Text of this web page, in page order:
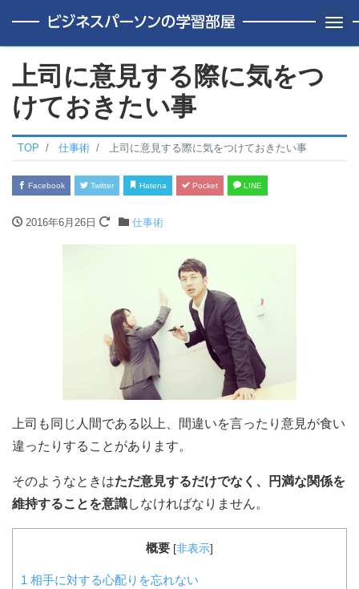
上司に意見する際に気をつ
けておきたい事
TOP 仕事術 上司に意見する際に気をつけておきたい事
Facebook Twitter Hatena Pocket LINE
2016年6月26日 仕事術
上司も同じ人間である以上、間違いを言ったり意見が食い
違ったりすることがあります。
そのようなときはただ意見するだけでなく、円満な関係を
維持することを意識しなければなりません。
概要 [非表示]
1 相手に対する心配りを忘れない